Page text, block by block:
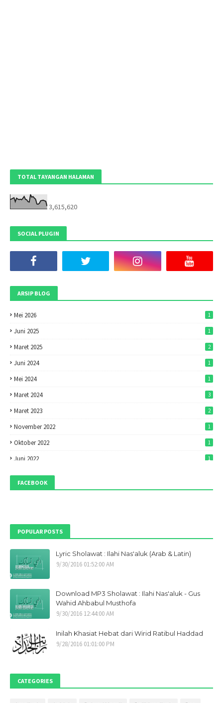
TOTAL TAYANGAN HALAMAN
3,615,620
SOCIAL PLUGIN
ARSIP BLOG
Mei 2026 1
Juni 2025 1
Maret 2025 2
Juni 2024 1
Mei 2024 1
Maret 2024 3
Maret 2023 2
November 2022 1
Oktober 2022 1
Juni 2022 1
Mei 2022
April 2022 7
Februari 2022
Desember 2021 1
Oktober 2021
September 2021
April 2021
Maret 2021
Januari 2021
Desember 2020
Oktober 2020
FACEBOOK
POPULAR POSTS
Lyric Sholawat : Ilahi Nas'aluk (Arab & Latin)
9/30/2016 01:52:00 AM
Download MP3 Sholawat : Ilahi Nas'aluk - Gus
Wahid Ahbabul Musthofa
9/30/2016 12:44:00 AM
Inilah Khasiat Hebat dari Wirid Ratibul Haddad
9/28/2016 01:01:00 PM
CATEGORIES